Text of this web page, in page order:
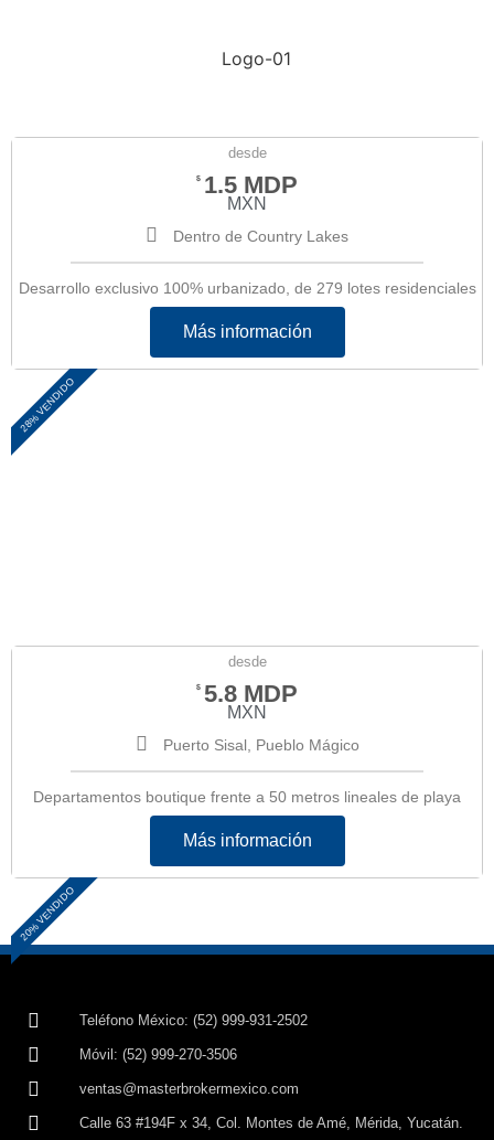
desde
$ 1.5 MDP
MXN
Dentro de Country Lakes
Desarrollo exclusivo 100% urbanizado, de 279 lotes residenciales
Más información
28% VENDIDO
desde
$ 5.8 MDP
MXN
Puerto Sisal, Pueblo Mágico
Departamentos boutique frente a 50 metros lineales de playa
Más información
20% VENDIDO
Teléfono México: (52) 999-931-2502
Móvil: (52) 999-270-3506
ventas@masterbrokermexico.com
Calle 63 #194F x 34, Col. Montes de Amé, Mérida, Yucatán.